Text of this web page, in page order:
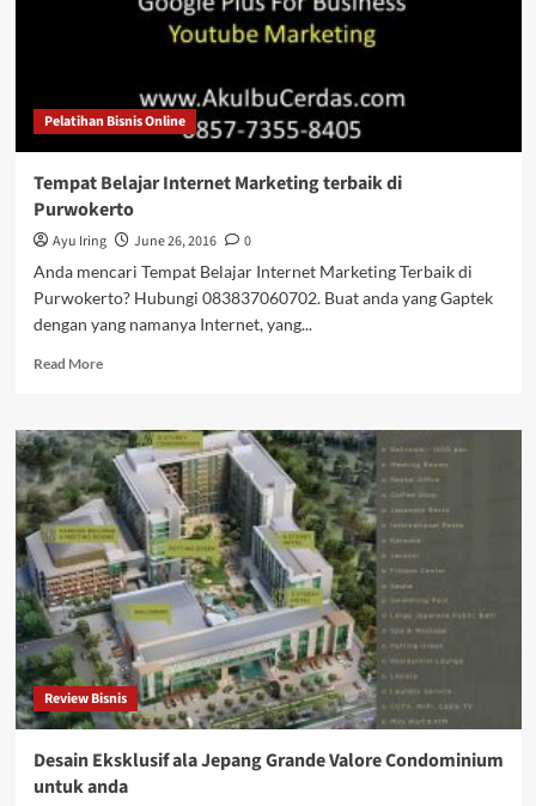
Pelatihan Bisnis Online
Tempat Belajar Internet Marketing terbaik di
Purwokerto
Ayu Iring June 26, 2016
0
Anda mencari Tempat Belajar Internet Marketing Terbaik di
Purwokerto? Hubungi 083837060702. Buat anda yang Gaptek
dengan yang namanya Internet, yang...
Read MoreRead
Tempat
Belajar
Internet
Marketing
terbaik
di
Purwokerto
Review Bisnis
Desain Eksklusif ala Jepang Grande Valore Condominium
untuk anda